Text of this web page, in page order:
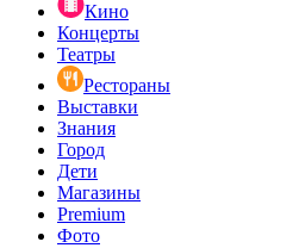
Кино
Концерты
Театры
Рестораны
Выставки
Знания
Город
Дети
Магазины
Premium
Фото